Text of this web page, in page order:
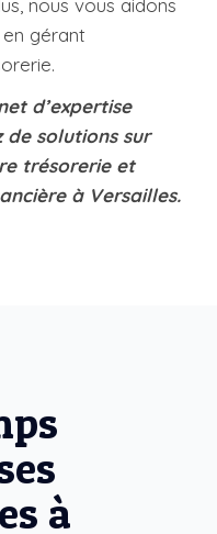
nous vous aidons
en gérant
d’expertise
solutions sur
trésorerie et
à Versailles.
à